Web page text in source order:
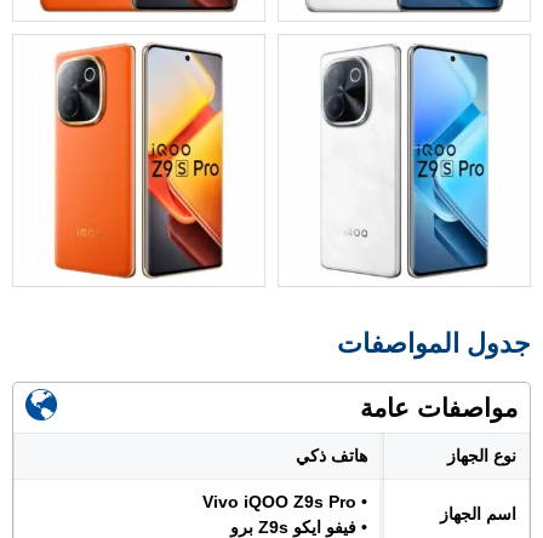
جدول المواصفات
مواصفات عامة
نوع الجهاز هاتف ذكي
اسم الجهاز
• Vivo iQOO Z9s Pro
• فيفو ايكو Z9s برو